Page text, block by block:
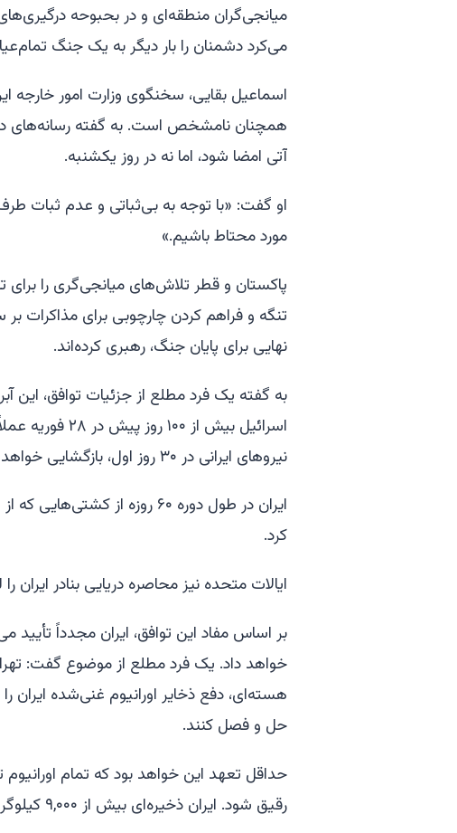
میانجی‌گران منطقه‌ای و در بحبوحه
می‌کرد دشمنان را بار دیگر به یک جنگ
اسماعیل بقایی، سخنگوی وزارت امور خارجه
همچنان نامشخص است. به گفته رسانه‌های
آتی امضا شود، اما نه در روز یکشنبه.
او گفت: «با توجه به بی‌ثباتی و عدم ثبات طرف
مورد محتاط باشیم.»
تنگه و فراهم کردن چارچوبی برای مذاکرات
نهایی برای پایان جنگ، رهبری کرده‌اند.
به گفته یک فرد مطلع از جزئیات توافق، این
اسرائیل بیش
نیروهای ایرانی در ۳۰ روز اول، بازگشایی خواهد شد.
ایران در طول دوره ۶۰ روزه از
کرد.
ایالات متحده نیز محاصره دریایی بنادر ایران
بر اساس مفاد این توافق، ایران مجدداً
خواهد داد. یک فرد مطلع از موضوع گفت:
هسته‌ای، دفع ذخایر اورانیوم غنی‌شده ایران
حل و فصل کنند.
حداقل تعهد این خواهد بود که تمام
رقیق شود. ایران ذخیره‌ای بیش از ۹,۰۰۰ کیلوگرم اورانیوم غنی‌شده دارد.